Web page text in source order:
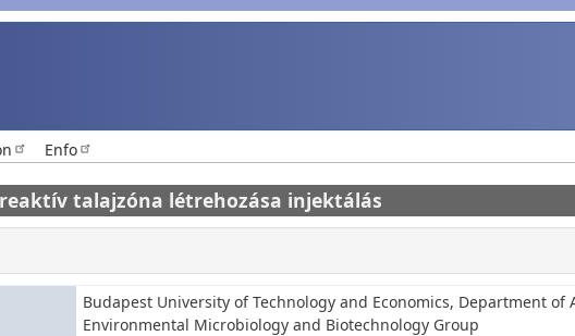
Enfo
talajzóna létrehozása injektálás
Budapest University of Technology and Economics, Department of
Environmental Microbiology and Biotechnology Group